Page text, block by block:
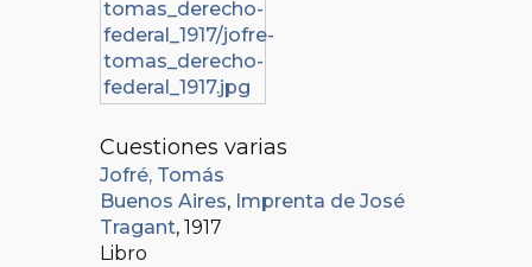
Cuestiones varias
Jofré, Tomás
Buenos Aires, Imprenta de José
Tragant, 1917
Libro